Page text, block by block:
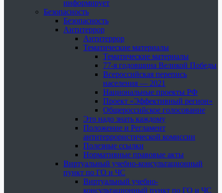
информирует
Безопасность
Безопасность
Антитеррор
Антитеррор
Тематические материалы
Тематические материалы
77-я годовщина Великой Победы
Всероссийская перепись
населения — 2021
Национальные проекты РФ
Проект «Эффективный регион»
Общероссийское голосование
Это надо знать каждому
Положение и Регламент
антитеррористической комиссии
Полезные ссылки
Нормативные правовые акты
Виртуальный учебно-консультационный
пункт по ГО и ЧС
Виртуальный учебно-
консультационный пункт по ГО и ЧС